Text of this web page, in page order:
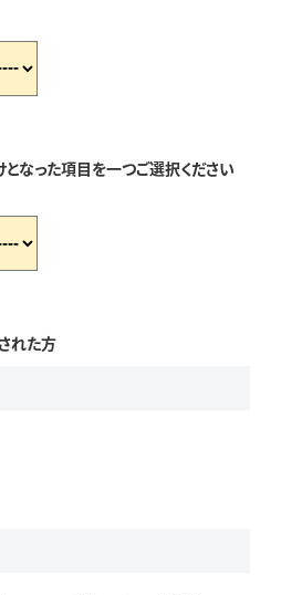
なった項目を一つご選択ください
れた方